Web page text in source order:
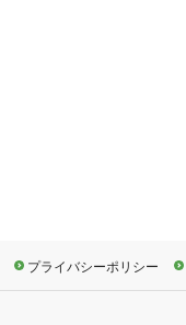
プライバシーポリシー